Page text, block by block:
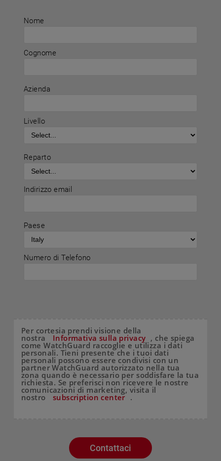
Nome
Cognome
Azienda
Livello
Reparto
Indirizzo email
Paese
Numero di Telefono
Per cortesia prendi visione della
nostra Informativa sulla privacy , che spiega
come WatchGuard raccoglie e utilizza i dati
personali. Tieni presente che i tuoi dati
personali possono essere condivisi con un
partner WatchGuard autorizzato nella tua
zona quando è necessario per soddisfare la tua
richiesta. Se preferisci non ricevere le nostre
comunicazioni di marketing, visita il
nostro subscription center .
Contattaci